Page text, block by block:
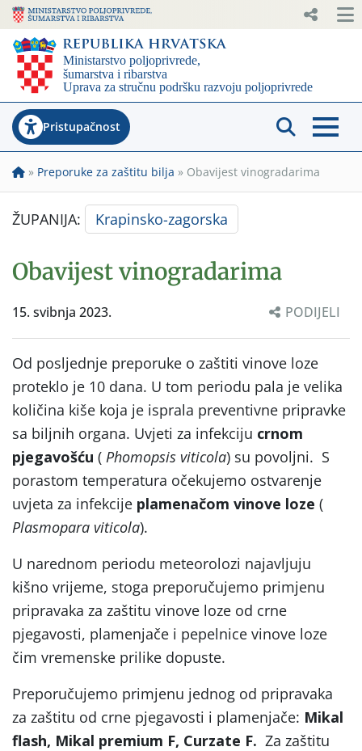
Pristupačnost
» Preporuke za zaštitu bilja » Obavijest vinogradarima
ŽUPANIJA: Krapinsko-zagorska
Obavijest vinogradarima
15. svibnja 2023. PODIJELI
Od posljednje preporuke o zaštiti vinove loze
proteklo je 10 dana. U tom periodu pala je velika
količina kiše koja je isprala preventivne pripravke
sa biljnih organa. Uvjeti za infekciju crnom
pjegavošću ( Phomopsis viticola) su povoljni. S
porastom temperatura očekujemo ostvarenje
uvjeta za infekcije plamenačom vinove loze (
Plasmopara viticola).
U narednom periodu meteorolozi najavljuju
kišno vrijeme, stoga preporučujemo primjenu
pripravaka za zaštitu vinove loze od crne
pjegavosti, plamenjače i pepelnice vinove loze
čim vremenske prilike dopuste.
Preporučujemo primjenu jednog od pripravaka
za zaštitu od crne pjegavosti i plamenjače: Mikal
flash, Mikal premium F, Curzate F. Za zaštitu